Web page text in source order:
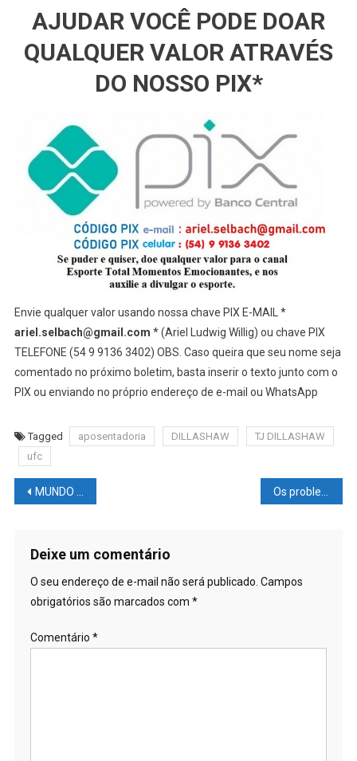
AJUDAR VOCÊ PODE DOAR
QUALQUER VALOR ATRAVÉS
DO NOSSO PIX*
Envie qualquer valor usando nossa chave PIX E-MAIL *
ariel.selbach@gmail.com * (Ariel Ludwig Willig) ou chave PIX
TELEFONE (54 9 9136 3402) OBS. Caso queira que seu nome seja
comentado no próximo boletim, basta inserir o texto junto com o
PIX ou enviando no próprio endereço de e-mail ou WhatsApp
Tagged aposentadoria DILLASHAW
TJ DILLASHAW
ufc
Navegação
Post
MUNDO DAS LUTAS – UFC: Paulo Borrachinha recusou contrato no UFC e se diz ansioso para ser um agente livre
Deixe um comentário
O seu endereço de e-mail não será publicado. Campos
obrigatórios são marcados com *
Comentário *